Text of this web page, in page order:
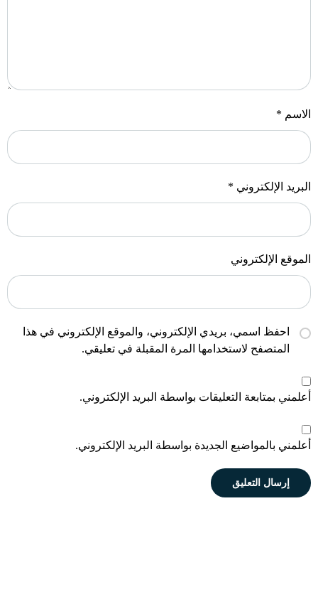
الاسم *
البريد الإلكتروني *
الموقع الإلكتروني
احفظ اسمي، بريدي الإلكتروني، والموقع الإلكتروني في هذا
المتصفح لاستخدامها المرة المقبلة في تعليقي.
أعلمني بمتابعة التعليقات بواسطة البريد الإلكتروني.
أعلمني بالمواضيع الجديدة بواسطة البريد الإلكتروني.